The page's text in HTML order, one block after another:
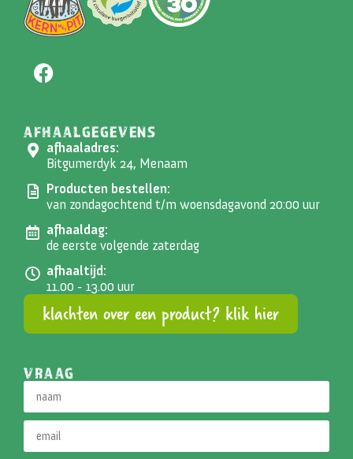
AFHAALGEGEVENS
afhaaladres:
Bitgumerdyk 24, Menaam
Producten bestellen:
van zondagochtend t/m woensdagavond 20:00 uur
afhaaldag:
de eerste volgende zaterdag
afhaaltijd:
11.00 - 13.00 uur
klachten over een product? klik hier
VRAAG